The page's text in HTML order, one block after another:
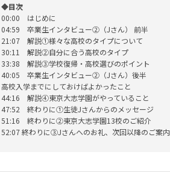
◆目次
00:00 はじめに
04:59 卒業生インタビュー②（Jさん） 前半
21:07 解説①様々な高校のタイプについて
30:11 解説②自分に合う高校のタイプ
33:38 解説③学校復帰・高校選びのポイント
40:05 卒業生インタビュー②（Jさん）後半
高校入学までにしておけばよかったこと
44:16 解説④東京大志学園がやっていること
47:52 終わりに①生徒Jさんからのメッセージ
51:16 終わりに②東京大志学園13校のご紹介
52:07 終わりに③Jさんへのお礼、次回以降のご案内